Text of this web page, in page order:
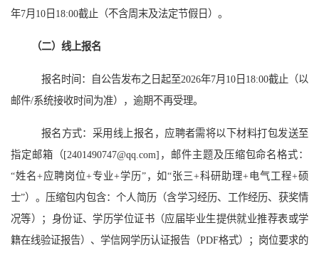
年7月 10日18:00截止（不含周末及法定节假日）。
（二）线上报名
报名时间：自公告发布之日起至2026年7月 10日18:00截止（以
邮件/系统接收时间为准），逾期不再受理。
报名方式：采用线上报名，应聘者需将以下材料打包发送至
指定邮箱（[2401490747@qq.com]，邮件主题及压缩包命名格式：
“姓名+应聘岗位+专业+学历”，如“张三+科研助理+电气工程+硕
士”）。压缩包内包含：个人简历（含学习经历、工作经历、获奖情
况等）；身份证、学历学位证书（应届毕业生提供就业推荐表或学
籍在线验证报告）、学信网学历认证报告（PDF格式）；岗位要求的